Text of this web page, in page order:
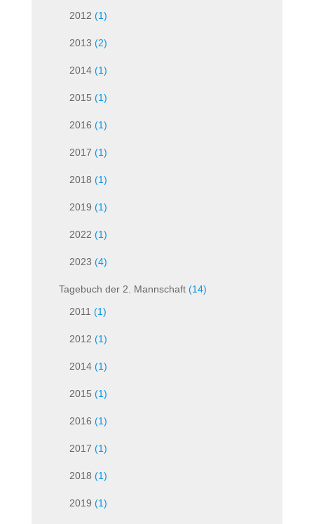
2012 (1)
2013 (2)
2014(1)
2015 (1)
2016 (1)
2017 (1)
2018 (1)
2019 (1)
2022 (1)
2023 (4)
Tagebuch der 2. Mannschaft(14)
2011 (1)
2012 (1)
2014(1)
2015 (1)
2016 (1)
2017 (1)
2018 (1)
2019 (1)